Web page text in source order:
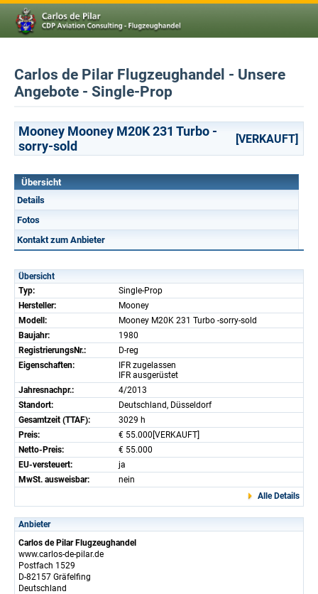
Carlos de Pilar Flugzeughandel - Unsere
Angebote - Single-Prop
Mooney Mooney M20K 231 Turbo -
sorry-sold
[VERKAUFT]
Übersicht
Details
Fotos
Kontakt zum Anbieter
Übersicht
Typ:
Single-Prop
Hersteller:
Mooney
Modell:
Mooney M20K 231 Turbo -sorry-sold
Baujahr:
1980
RegistrierungsNr.:
D-reg
Eigenschaften:
IFR zugelassen
IFR ausgerüstet
Jahresnachpr.:
4/2013
Standort:
Deutschland, Düsseldorf
Gesamtzeit (TTAF):
3029 h
Preis:
€ 55.000[VERKAUFT]
Netto-Preis:
€ 55.000
EU-versteuert:
ja
MwSt. ausweisbar:
nein
Alle Details
Anbieter
Carlos de Pilar Flugzeughandel
www.carlos-de-pilar.de
Postfach 1529
D-82157 Gräfelfing
Deutschland